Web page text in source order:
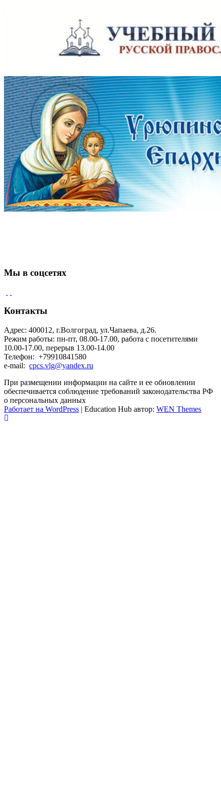
Мы в соцсетях
Контакты
Адрес: 400012, г.Волгоград, ул.Чапаева, д.26.
Режим работы: пн-пт, 08.00-17.00, работа с посетителями
10.00-17.00, перерыв 13.00-14.00
Телефон: +79910841580
e-mail: cpcs.vlg@yandex.ru
При размещении информации на сайте и ее обновлении
обеспечивается соблюдение требований законодательства РФ
о персональных данных
Работает на WordPress | Education Hub автор: WEN Themes